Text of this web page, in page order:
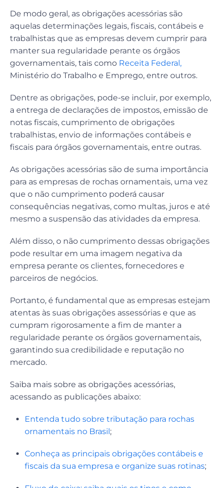
De modo geral, as obrigações acessórias são
aquelas determinações legais, fiscais, contábeis e
trabalhistas que as empresas devem cumprir para
manter sua regularidade perante os órgãos
governamentais, tais como Receita Federal,
Ministério do Trabalho e Emprego, entre outros.
Dentre as obrigações, pode-se incluir, por exemplo,
a entrega de declarações de impostos, emissão de
notas fiscais, cumprimento de obrigações
trabalhistas, envio de informações contábeis e
fiscais para órgãos governamentais, entre outras.
As obrigações acessórias são de suma importância
para as empresas de rochas ornamentais, uma vez
que o não cumprimento poderá causar
consequências negativas, como multas, juros e até
mesmo a suspensão das atividades da empresa.
Além disso, o não cumprimento dessas obrigações
pode resultar em uma imagem negativa da
empresa perante os clientes, fornecedores e
parceiros de negócios.
Portanto, é fundamental que as empresas estejam
atentas às suas obrigações assessórias e que as
cumpram rigorosamente a fim de manter a
regularidade perante os órgãos governamentais,
garantindo sua credibilidade e reputação no
mercado.
Saiba mais sobre as obrigações acessórias,
acessando as publicações abaixo:
Entenda tudo sobre tributação para rochas
ornamentais no Brasil;
Conheça as principais obrigações contábeis e
fiscais da sua empresa e organize suas rotinas;